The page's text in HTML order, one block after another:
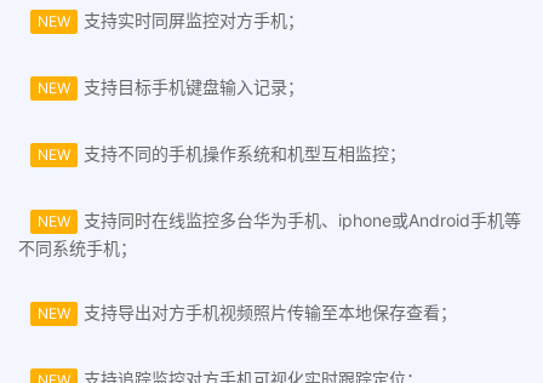
NEW 支持实时同屏监控对方手机；
NEW 支持目标手机键盘输入记录；
NEW 支持不同的手机操作系统和机型互相监控；
NEW
支持同时在线监控多台华为手机、iphone或Android手机等
不同系统手机；
NEW 支持导出对方手机视频照片传输至本地保存查看；
支持追踪监控对方手机可视化实时跟踪定位；